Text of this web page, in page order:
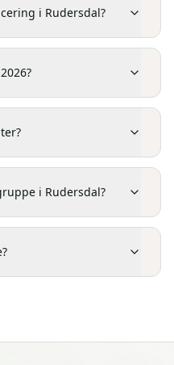
i Rudersdal?
i Rudersdal?